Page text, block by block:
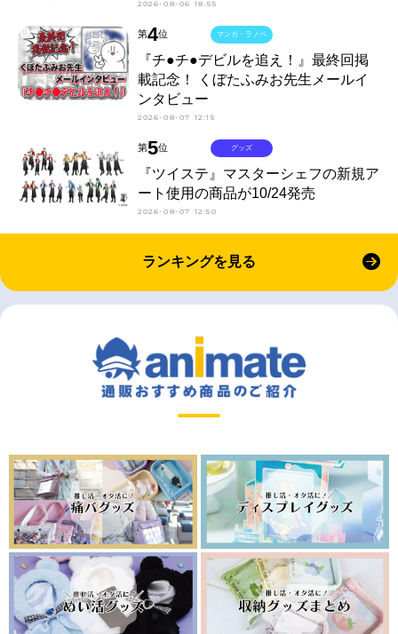
2026-08-06 18:55
第4位
『チ●チ●デビルを追え！』最終回掲
載記念！ くぼたふみお先生メールイ
ンタビュー
2026-08-07 12:15
マンガ・ラノベ
第5位
『ツイステ』マスターシェフの新規ア
ート使用の商品が10/24発売
2026-08-07 12:50
グッズ
ランキングを見る